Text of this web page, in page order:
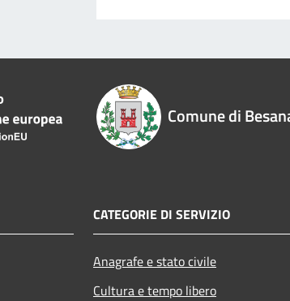
Comune di
CATEGORIE DI SERVIZIO
Anagrafe e stato civile
Cultura e tempo libero